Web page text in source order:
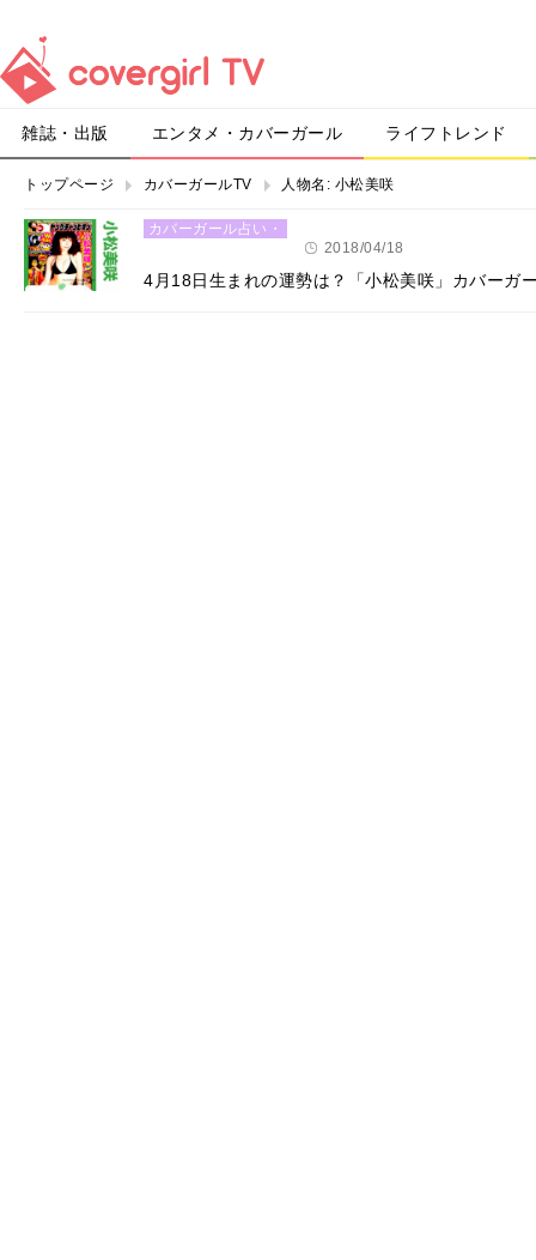
雑誌・出版 エンタメ・カバーガール ライフトレンド
トップページ カバーガールTV 人物名: 小松美咲
カバーガール占い・
2018/04/18
4月18日生まれの運勢は？「小松美咲」カバーガ